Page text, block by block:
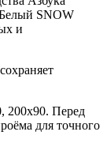
SNOW
и
200х90. Перед
для точного